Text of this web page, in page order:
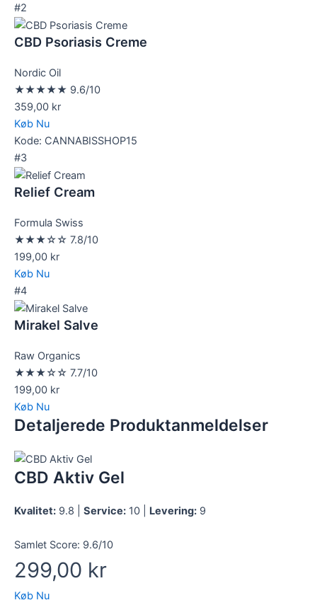
#2
CBD Psoriasis Creme
Nordic Oil
★★★★★ 9.6/10
359,00 kr
Køb Nu
Kode: CANNABISSHOP15
#3
Relief Cream
Formula Swiss
★★★☆☆ 7.8/10
199,00 kr
Køb Nu
#4
Mirakel Salve
Raw Organics
★★★☆☆ 7.7/10
199,00 kr
Køb Nu
Detaljerede Produktanmeldelser
CBD Aktiv Gel
Kvalitet: 9.8 | Service: 10 | Levering: 9
Samlet Score: 9.6/10
299,00 kr
Køb Nu